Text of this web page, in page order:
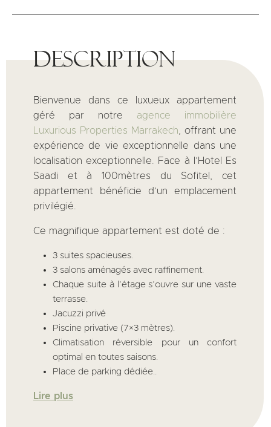
Description
Bienvenue dans ce luxueux appartement
géré par notre agence immobilière
Luxurious Properties Marrakech , offrant une
expérience de vie exceptionnelle dans une
localisation exceptionnelle. Face à l’Hotel Es
Saadi et à 100mètres du Sofitel, cet
appartement bénéficie d’un emplacement
privilégié.
Ce magnifique appartement est doté de :
3 suites spacieuses.
3 salons aménagés avec raffinement.
Chaque suite à l’étage s’ouvre sur une vaste
terrasse.
Jacuzzi privé
Piscine privative (7×3 mètres).
Climatisation réversible pour un confort
optimal en toutes saisons.
Place de parking dédiée..
Lire plus